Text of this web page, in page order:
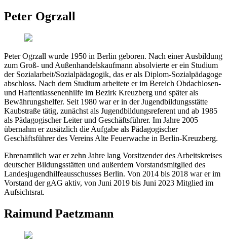
Peter Ogrzall
Peter Ogrzall wurde 1950 in Berlin geboren. Nach einer Ausbildung
zum Groß- und Außenhandelskaufmann absolvierte er ein Studium
der Sozialarbeit/Sozialpädagogik, das er als Diplom-Sozialpädagoge
abschloss. Nach dem Studium arbeitete er im Bereich Obdachlosen-
und Haftentlassenenhilfe im Bezirk Kreuzberg und später als
Bewährungshelfer. Seit 1980 war er in der Jugendbildungsstätte
Kaubstraße tätig, zunächst als Jugendbildungsreferent und ab 1985
als Pädagogischer Leiter und Geschäftsführer. Im Jahre 2005
übernahm er zusätzlich die Aufgabe als Pädagogischer
Geschäftsführer des Vereins Alte Feuerwache in Berlin-Kreuzberg.
Ehrenamtlich war er zehn Jahre lang Vorsitzender des Arbeitskreises
deutscher Bildungsstätten und außerdem Vorstandsmitglied des
Landesjugendhilfeausschusses Berlin. Von 2014 bis 2018 war er im
Vorstand der gAG aktiv, von Juni 2019 bis Juni 2023 Mitglied im
Aufsichtsrat.
Raimund Paetzmann